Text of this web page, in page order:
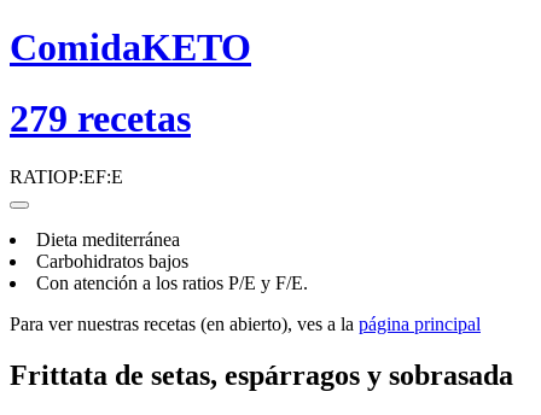
ComidaKETO
279 recetas
RATIOP:EF:E
Dieta mediterránea
Carbohidratos bajos
Con atención a los ratios P/E y F/E.
Para ver nuestras recetas (en abierto), ves a la página principal
Frittata de setas, espárragos y sobrasada